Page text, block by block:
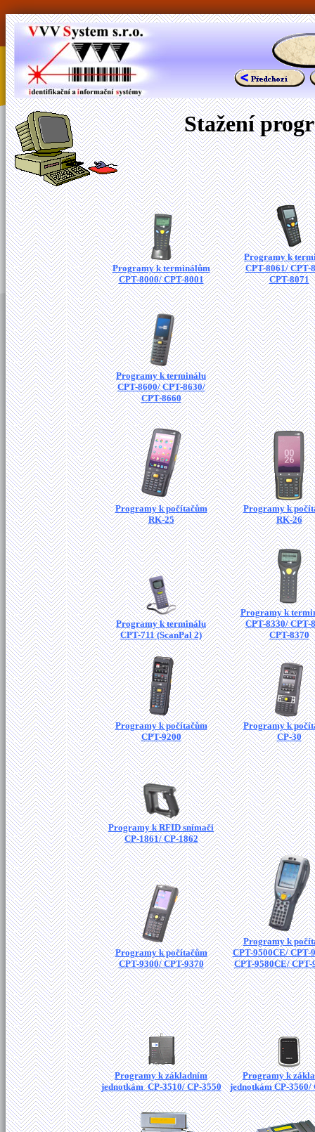
Stažení
Programy k terminálům
CPT-8000/ CPT-8001
Programy k
CPT-8061/ CPT-
CPT-8071
Programy k terminálu
CPT-8600/ CPT-8630/
CPT-8660
Programy k počítačům
RK-25
Programy k
RK-26
Programy k terminálu
CPT-711 (ScanPal 2)
Programy k
CPT-8330/ CPT-
CPT-8370
Programy k počítačům
CPT-9200
Programy k
CP-30
Programy k RFID snímači
CP-1861/ CP-1862
Programy k počítačům
CPT-9300/ CPT-9370
Programy k
CPT-9500CE/ CPT-
CPT-9580CE/ CPT-
Programy k základním
jednotkám CP-3510/ CP-3550
Programy k
jednotkám CP-3560/